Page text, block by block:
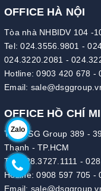
Zalo
OFFICE HÀ NỘI
Tòa nhà NHBIDV 104 -
Tel:024.3556.9801 -
024.3220.2081 -
Hotline:0903 420 678 -
Email:
OFFICE HỒ CHÍ
Tòa DSG Group 389 -
Thạnh - TP.HCM
Tel:
028.3727.1111 -
Hotline:0908 597 705 -
Email: